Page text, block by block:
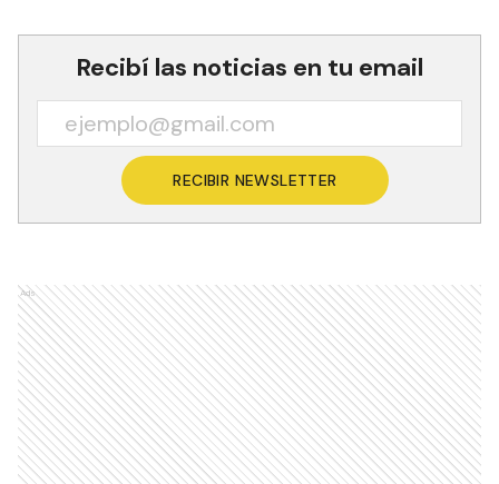
Recibí las noticias en tu email
RECIBIR NEWSLETTER
Ads